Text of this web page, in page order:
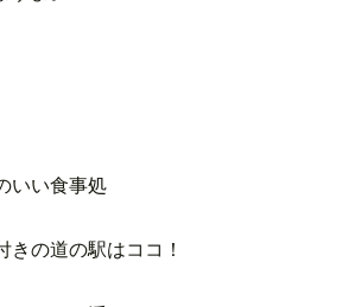
いい食事処
の道の駅はココ！